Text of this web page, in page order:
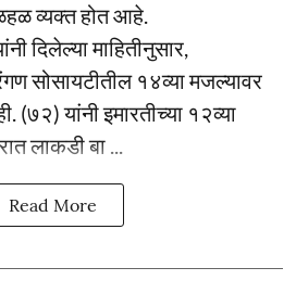
व्यक्त होत आहे.
दिलेल्या माहितीनुसार,
सोसायटीतील १४व्या मजल्यावर
(७२) यांनी इमारतीच्या १२व्या
लाकडी बा ...
Read More